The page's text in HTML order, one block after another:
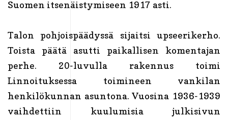
Suomen itsenäistymiseen 1917 asti.
Talon pohjoispäädyssä sijaitsi upseerikerho.
Toista päätä asutti paikallisen komentajan
perhe. 20-luvulla rakennus toimi
Linnoituksessa toimineen vankilan
henkilökunnan asuntona. Vuosina 1936-1939
vaihdettiin kuulumisia julkisivun